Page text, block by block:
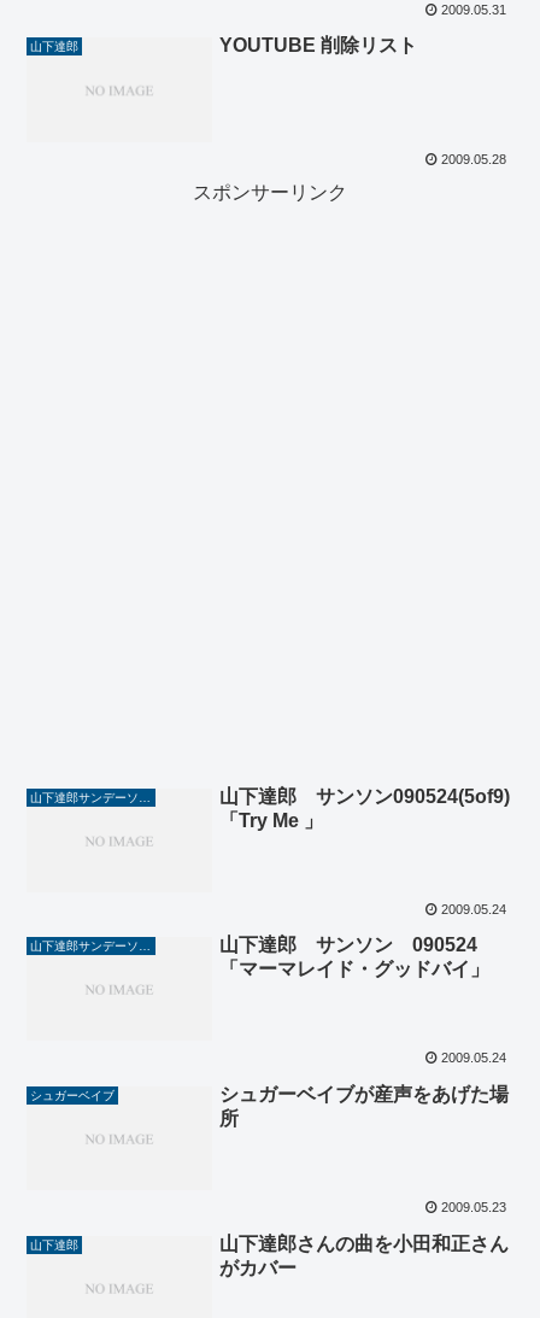
2009.05.31
山下達郎 YOUTUBE 削除リスト
2009.05.28
スポンサーリンク
山下達郎 サンソン090524(5of9)
「Try Me 」
2009.05.24
山下達郎サンデーソングブック
山下達郎 サンソン 090524
「マーマレイド・グッドバイ」
2009.05.24
シュガーベイブ
シュガーベイブが産声をあげた場
所
2009.05.23
山下達郎
山下達郎さんの曲を小田和正さん
がカバー